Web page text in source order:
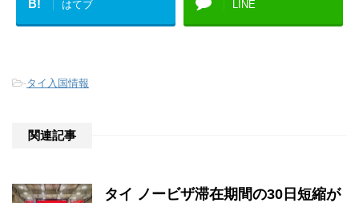
B! はてブ LINE
-タイ入国情報
関連記事
タイ ノービザ滞在期間の30日短縮が